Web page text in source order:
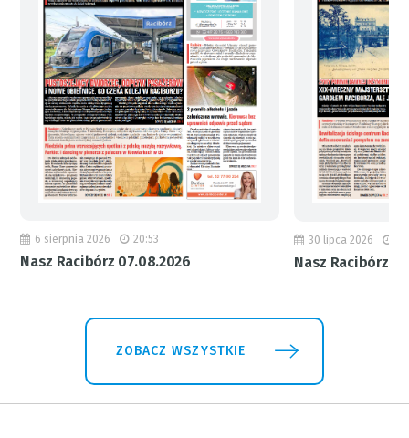
6 sierpnia 2026 20:53
Nasz Racibórz 07.08.2026
30 lipca 2026
Nasz Racibórz
ZOBACZ WSZYSTKIE